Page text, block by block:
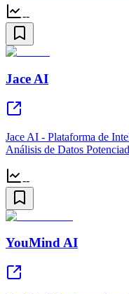
--
Jace AI
Jace AI - Plataforma de
Análisis de Datos
--
YouMind AI